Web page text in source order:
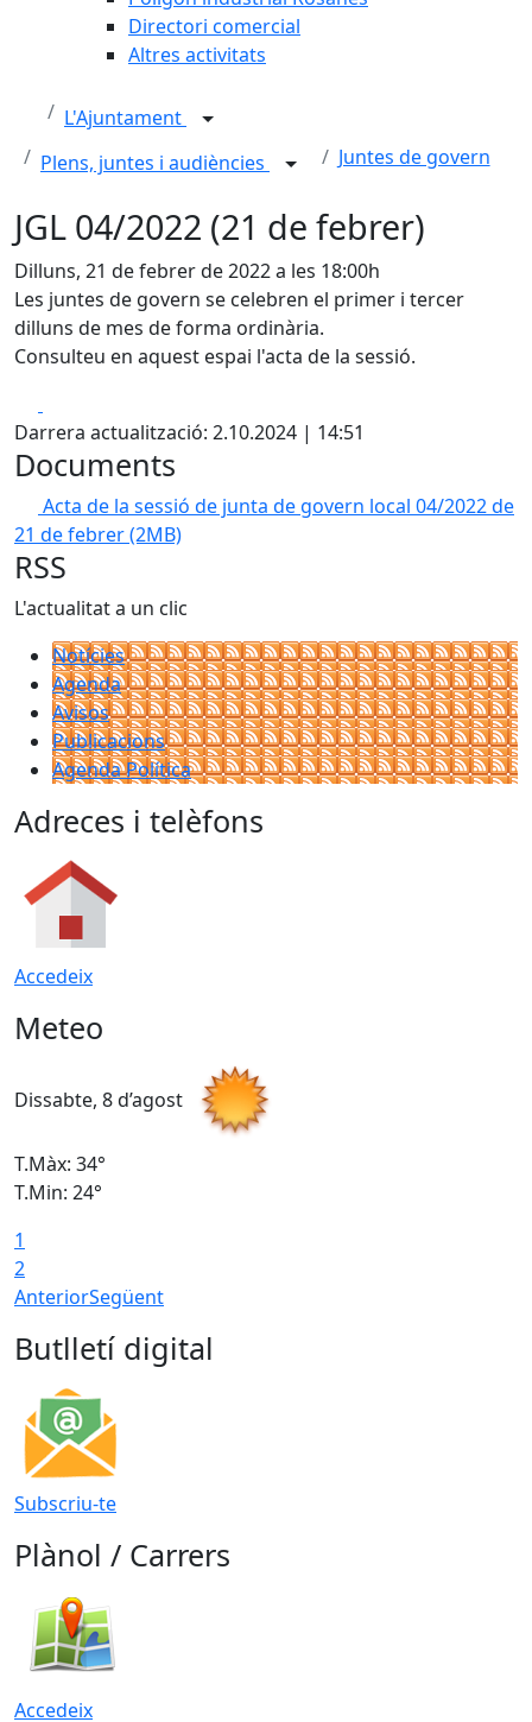
Directori comercial
Altres activitats
L'Ajuntament
Plens, juntes i audiències
Juntes de govern
JGL 04/2022 (21 de febrer)
Dilluns, 21 de febrer de 2022 a les 18:00h
Les juntes de govern se celebren el primer i tercer
dilluns de mes de forma ordinària.
Consulteu en aquest espai l'acta de la sessió.
Darrera actualització: 2.10.2024 | 14:51
Documents
Acta de la sessió de junta de govern local 04/2022 de
21 de febrer(2MB)
RSS
L'actualitat a un clic
Notícies
Agenda
Avisos
Publicacions
Agenda Política
Adreces i telèfons
Accedeix
Meteo
Dissabte, 8 d’agost
T.Màx: 34°
T.Min: 24°
1
2
AnteriorSegüent
Butlletí digital
Subscriu-te
Plànol / Carrers
Accedeix